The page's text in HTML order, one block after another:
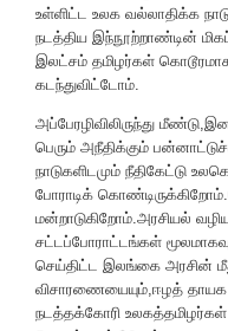
உள்ளிட்ட உலக வல்லாதிக்க
நடத்திய இந்நூற்றாண்டின்
இலட்சம் தமிழர்கள்
கடந்துவிட்டோம்.
அப்பேரழிவிலிருந்து
பெரும் அநீதிக்கும்
நாடுகளிடமும் நீதிகேட்டு
போராடிக்
மன்றாடுகிறோம்.அரசியல்
சட்டப்போராட்டங்கள்
செய்திட்ட இலங்கை அரசின்
விசாரணையையும்,ஈழத் தாயக
நடத்தக்கோரி